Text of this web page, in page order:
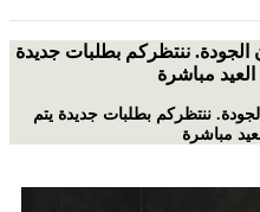
الجودة. ننتظركم بطلبات جديدة
العيد مباشرة
ننتظركم بطلبات جديدة يتم
مباشرة